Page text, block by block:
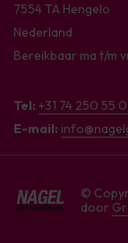
7554 TA Hengelo
Nederland
Bereikbaar ma t/m
Tel: +31 74 250 55
E-mail:
©
door